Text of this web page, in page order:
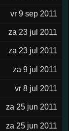
vr 9 sep 2011
za 23 jul 2011
za 23 jul 2011
za 9 jul 2011
vr 8 jul 2011
za 25 jun 2011
za 25 jun 2011